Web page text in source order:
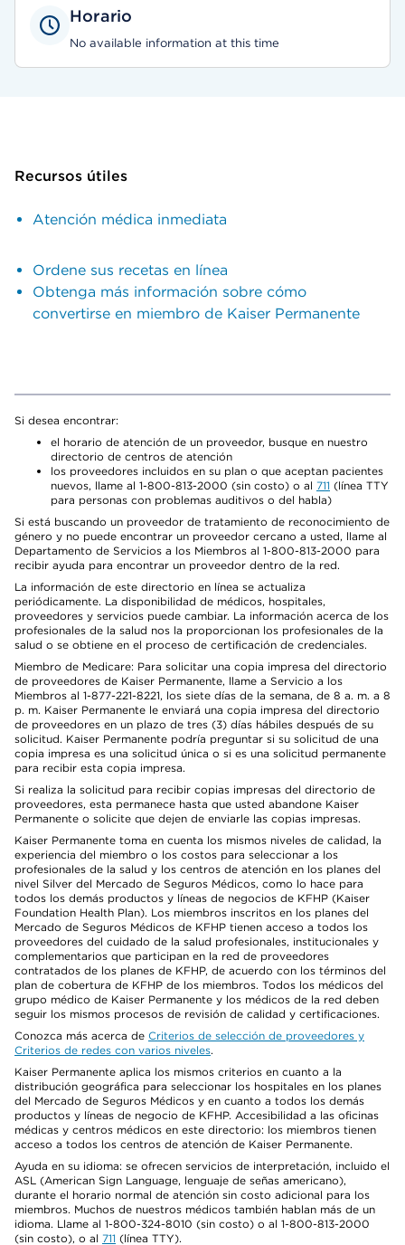
Horario
No available information at this time
Recursos útiles
Atención médica inmediata
Ordene sus recetas en línea
Obtenga más información sobre cómo
convertirse en miembro de Kaiser Permanente
Si desea encontrar:
el horario de atención de un proveedor, busque en nuestro
directorio de centros de atención
los proveedores incluidos en su plan o que aceptan pacientes
nuevos, llame al 1-800-813-2000 (sin costo) o al 711 (línea TTY
para personas con problemas auditivos o del habla)
Si está buscando un proveedor de tratamiento de reconocimiento de
género y no puede encontrar un proveedor cercano a usted, llame al
Departamento de Servicios a los Miembros al 1-800-813-2000 para
recibir ayuda para encontrar un proveedor dentro de la red.
La información de este directorio en línea se actualiza
periódicamente. La disponibilidad de médicos, hospitales,
proveedores y servicios puede cambiar. La información acerca de los
profesionales de la salud nos la proporcionan los profesionales de la
salud o se obtiene en el proceso de certificación de credenciales.
Miembro de Medicare: Para solicitar una copia impresa del directorio
de proveedores de Kaiser Permanente, llame a Servicio a los
Miembros al 1-877-221-8221, los siete días de la semana, de 8 a. m. a 8
p. m. Kaiser Permanente le enviará una copia impresa del directorio
de proveedores en un plazo de tres (3) días hábiles después de su
solicitud. Kaiser Permanente podría preguntar si su solicitud de una
copia impresa es una solicitud única o si es una solicitud permanente
para recibir esta copia impresa.
Si realiza la solicitud para recibir copias impresas del directorio de
proveedores, esta permanece hasta que usted abandone Kaiser
Permanente o solicite que dejen de enviarle las copias impresas.
Kaiser Permanente toma en cuenta los mismos niveles de calidad, la
experiencia del miembro o los costos para seleccionar a los
profesionales de la salud y los centros de atención en los planes del
nivel Silver del Mercado de Seguros Médicos, como lo hace para
todos los demás productos y líneas de negocios de KFHP (Kaiser
Foundation Health Plan). Los miembros inscritos en los planes del
Mercado de Seguros Médicos de KFHP tienen acceso a todos los
proveedores del cuidado de la salud profesionales, institucionales y
complementarios que participan en la red de proveedores
contratados de los planes de KFHP, de acuerdo con los términos del
plan de cobertura de KFHP de los miembros. Todos los médicos del
grupo médico de Kaiser Permanente y los médicos de la red deben
seguir los mismos procesos de revisión de calidad y certificaciones.
Conozca más acerca de Criterios de selección de proveedores y
Criterios de redes con varios niveles.
Kaiser Permanente aplica los mismos criterios en cuanto a la
distribución geográfica para seleccionar los hospitales en los planes
del Mercado de Seguros Médicos y en cuanto a todos los demás
productos y líneas de negocio de KFHP. Accesibilidad a las oficinas
médicas y centros médicos en este directorio: los miembros tienen
acceso a todos los centros de atención de Kaiser Permanente.
Ayuda en su idioma: se ofrecen servicios de interpretación, incluido el
ASL (American Sign Language, lenguaje de señas americano),
durante el horario normal de atención sin costo adicional para los
miembros. Muchos de nuestros médicos también hablan más de un
idioma. Llame al 1-800-324-8010 (sin costo) o al 1-800-813-2000
(sin costo), o al 711 (línea TTY).